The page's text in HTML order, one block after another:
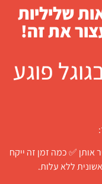
שליליות
את זה!
פוגע
אותן ✅ כמה זמן זה ייקח
ללא עלות.